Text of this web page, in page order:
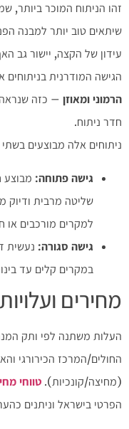
זהו הניתוח המוכר
שיתאים טוב יותר למבנה
עידון של הקצה, יישור גב
הגישה המודרנית
הרמוני ומאוזן – כזה שנראה
חדר ניתוח.
ניתוחים אלה מבוצעים בשתי
גישה פתוחה:
שליטה מרבית ודיוק
למקרים מורכבים או
גישה סגורה: נעשית
במקרים קלים עד
מחירים ועלויות
העלות משתנה לפי ותק
החולים/המרכז הכירורגי
(מחיצה/קונכיות). טווחי
הפרטי בישראל וניתנים